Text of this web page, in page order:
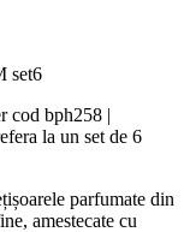
set6
cod bph258 |
la un set de 6
parfumate din
amestecate cu